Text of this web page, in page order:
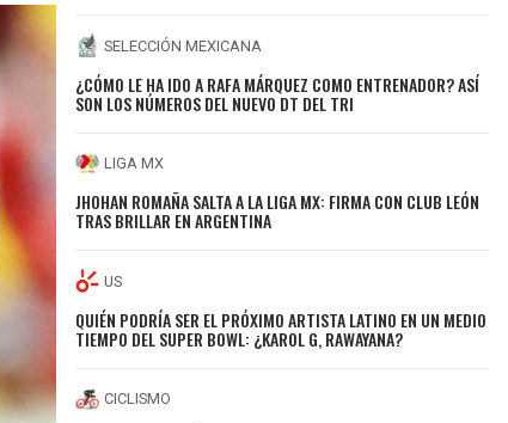
SELECCIÓN MEXICANA
¿CÓMO LE HA IDO A RAFA MÁRQUEZ COMO ENTRENADOR? ASÍ
SON LOS NÚMEROS DEL NUEVO DT DEL TRI
LIGA MX
JHOHAN ROMAÑA SALTA A LA LIGA MX: FIRMA CON CLUB LEÓN
TRAS BRILLAR EN ARGENTINA
US
QUIÉN PODRÍA SER EL PRÓXIMO ARTISTA LATINO EN UN MEDIO
TIEMPO DEL SUPER BOWL: ¿KAROL G, RAWAYANA?
CICLISMO